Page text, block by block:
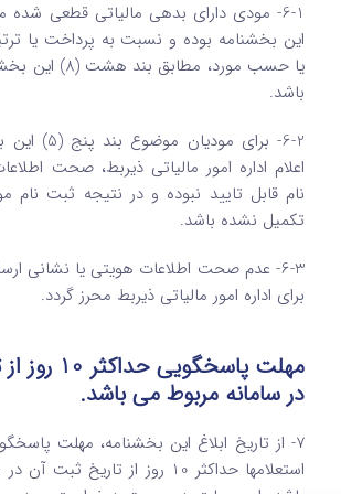
این بخشنامه بوده و نسبت به پرداخت یا
یا حسب مورد،
باشد.
6-2- برای
اعلام اداره امور مالیاتی ذیربط، صحت
تکمیل نشده باشد.
6-3- عدم صحت اطلاعات هویتی یا نشانی
برای اداره امور مالیاتی ذیربط محرز گردد.
مهلت
در سامانه مربوط می باشد.
7- از تاریخ ابلاغ این بخشنامه، مهلت
استعلامها حداکثر 10 روز از